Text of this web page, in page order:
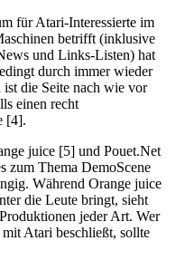
für Atari-Interessierte im
betrifft (inklusive
und Links-Listen) hat
durch immer wieder
die Seite nach wie vor
einen recht
[4].
juice [5] und Pouet.Net
zum Thema DemoScene
Während Orange juice
die Leute bringt, sieht
jeder Art. Wer
Atari beschließt, sollte